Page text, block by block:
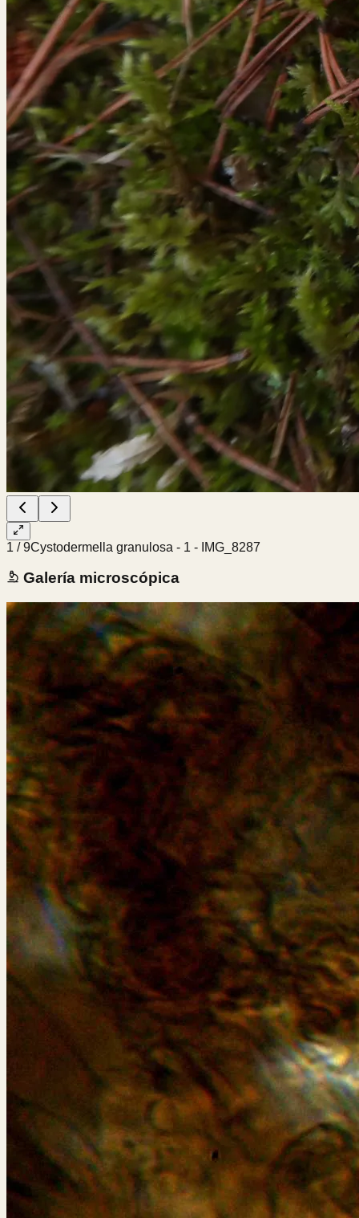
1 /9Cystodermella granulosa - 1 - IMG_8287
Galería microscópica